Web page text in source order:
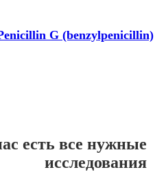
G (benzylpenicillin)
есть все нужные
исследования